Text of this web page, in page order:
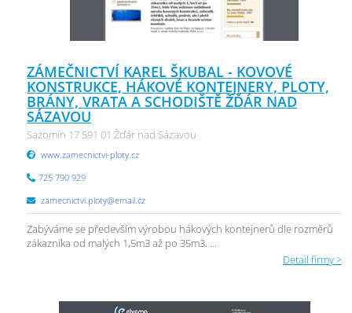
ZÁMEČNICTVÍ KAREL ŠKUBAL - KOVOVÉ
KONSTRUKCE, HÁKOVÉ KONTEJNERY, PLOTY,
BRÁNY, VRATA A SCHODIŠTĚ ŽĎÁR NAD
SÁZAVOU
Sazomín 17 591 01 Žďár nad Sázavou
www.zamecnictvi-ploty.cz
725 790 929
zamecnictvi.ploty@email.cz
Zabýváme se především výrobou hákových kontejnerů dle rozměrů
zákazníka od malých 1,5m3 až po 35m3. ...
Detail firmy >